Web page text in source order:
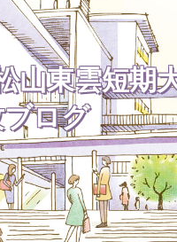
山東雲短期
ログ